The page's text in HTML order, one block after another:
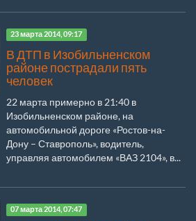
23 марта 2014, 09:17
В ДТП в Изобильненском
районе пострадали пять
человек
22 марта примерно в 21:40 в
Изобильненском районе, на
автомобильной дороге «Ростов-на-
Дону – Ставрополь», водитель,
управляя автомобилем «ВАЗ 2104», в...
07 марта 2014, 07:47